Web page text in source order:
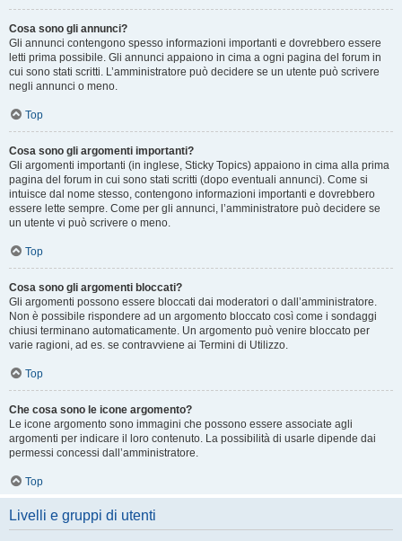
Cosa sono gli annunci?
Gli annunci contengono spesso informazioni importanti e dovrebbero essere
letti prima possibile. Gli annunci appaiono in cima a ogni pagina del forum in
cui sono stati scritti. L’amministratore può decidere se un utente può scrivere
negli annunci o meno.
Top
Cosa sono gli argomenti importanti?
Gli argomenti importanti (in inglese, Sticky Topics) appaiono in cima alla prima
pagina del forum in cui sono stati scritti (dopo eventuali annunci). Come si
intuisce dal nome stesso, contengono informazioni importanti e dovrebbero
essere lette sempre. Come per gli annunci, l’amministratore può decidere se
un utente vi può scrivere o meno.
Top
Cosa sono gli argomenti bloccati?
Gli argomenti possono essere bloccati dai moderatori o dall’amministratore.
Non è possibile rispondere ad un argomento bloccato così come i sondaggi
chiusi terminano automaticamente. Un argomento può venire bloccato per
varie ragioni, ad es. se contravviene ai Termini di Utilizzo.
Top
Che cosa sono le icone argomento?
Le icone argomento sono immagini che possono essere associate agli
argomenti per indicare il loro contenuto. La possibilità di usarle dipende dai
permessi concessi dall’amministratore.
Top
Livelli e gruppi di utenti